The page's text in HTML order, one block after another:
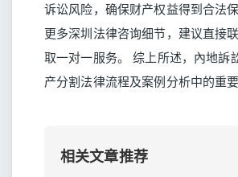
诉讼风险，确保财产权益得到合法
更多深圳法律咨询细节，建议直接
取一对一服务。 综上所述，內地訴
产分割法律流程及案例分析中的重要
相关文章推荐